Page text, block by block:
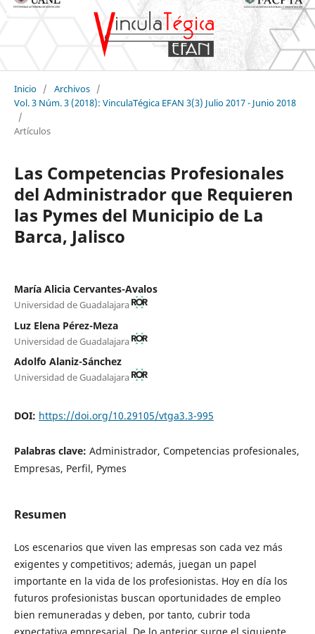
Inicio / Archivos /
Vol. 3 Núm. 3 (2018): VinculaTégica EFAN 3(3) Julio 2017 - Junio 2018
/
Artículos
Las Competencias Profesionales
del Administrador que Requieren
las Pymes del Municipio de La
Barca, Jalisco
María Alicia Cervantes-Avalos
Universidad de Guadalajara
Luz Elena Pérez-Meza
Universidad de Guadalajara
Adolfo Alaniz-Sánchez
Universidad de Guadalajara
DOI: https://doi.org/10.29105/vtga3.3-995
Palabras clave: Administrador, Competencias profesionales,
Empresas, Perfil, Pymes
Resumen
Los escenarios que viven las empresas son cada vez más
exigentes y competitivos; además, juegan un papel
importante en la vida de los profesionistas. Hoy en día los
futuros profesionistas buscan oportunidades de empleo
bien remuneradas y deben, por tanto, cubrir toda